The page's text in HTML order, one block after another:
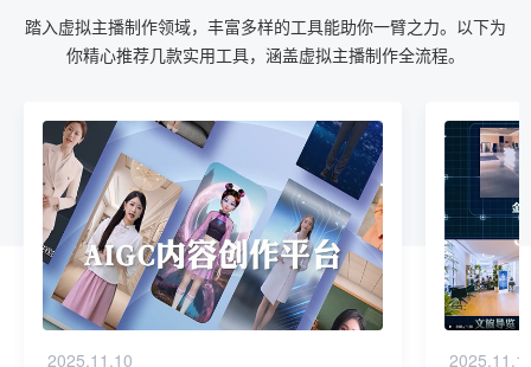
踏入虚拟主播制作领域，丰富多样的工具能助你一臂之力。以下为
你精心推荐几款实用工具，涵盖虚拟主播制作全流程。
2025.11.10